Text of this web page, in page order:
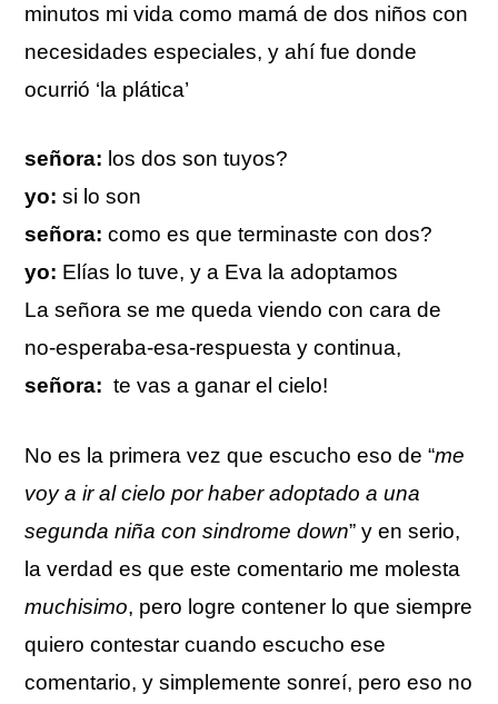
minutos mi vida como mamá de dos niños con
necesidades especiales, y ahí fue donde
ocurrió ‘la plática’
señora: los dos son tuyos?
yo: si lo son
señora:como es que terminaste con dos?
yo: Elías lo tuve, y a Eva la adoptamos
La señora se me queda viendo con cara de
no-esperaba-esa-respuesta y continua,
señora: te vas a ganar el cielo!
No es la primera vez que escucho eso de “me
voy a ir al cielo por haber adoptado a una
segunda niña con sindrome down” y en serio,
la verdad es que este comentario me molesta
muchisimo, pero logre contener lo que siempre
quiero contestar cuando escucho ese
comentario, y simplemente sonreí, pero eso no